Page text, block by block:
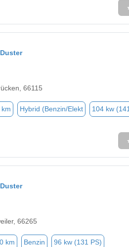
66115
Hybrid (Benzin/Elekt 104 kw
66265
km Benzin 96 kw (131 PS)